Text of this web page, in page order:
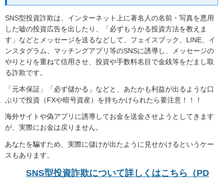
SNS型投資詐欺は、インターネット上に著名人の名前・写真を悪用
した嘘の投資広告を出したり、「必ずもうかる投資方法を教えま
す」などとメッセージを送るなどして、フェイスブック、LINE、イ
ンスタグラム、マッチングアプリ等のSNSに誘導し、メッセージの
やりとりを重ねて信用させ、投資や手数料名目で金銭等をだまし取
る詐欺です。
「元本保証」「必ず儲かる」などと、あたかも利益が出るような口
ぶりで投資（FXや暗号資産）を持ちかけられたら要注意！！！
海外サイトや偽アプリに誘導してお金を送金させようとしてきます
が、実際にお金は戻りません。
あなたを騙すため、実際に儲けが出たように見せかけるというケー
スもあります。
SNS型投資詐欺について詳しくはこちら（PD